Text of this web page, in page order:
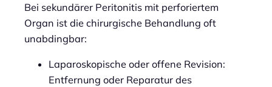
Bei sekundärer Peritonitis mit perforiertem
Organ ist die chirurgische Behandlung oft
unabdingbar:
Laparoskopische oder offene Revision:
Entfernung oder Reparatur des